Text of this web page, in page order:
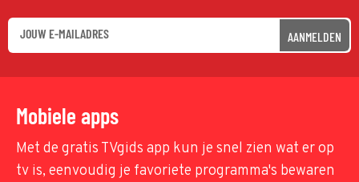
AANMELDEN
Mobiele apps
Met de gratis TVgids app kun je snel zien wat er op
tv is, eenvoudig je favoriete programma's bewaren